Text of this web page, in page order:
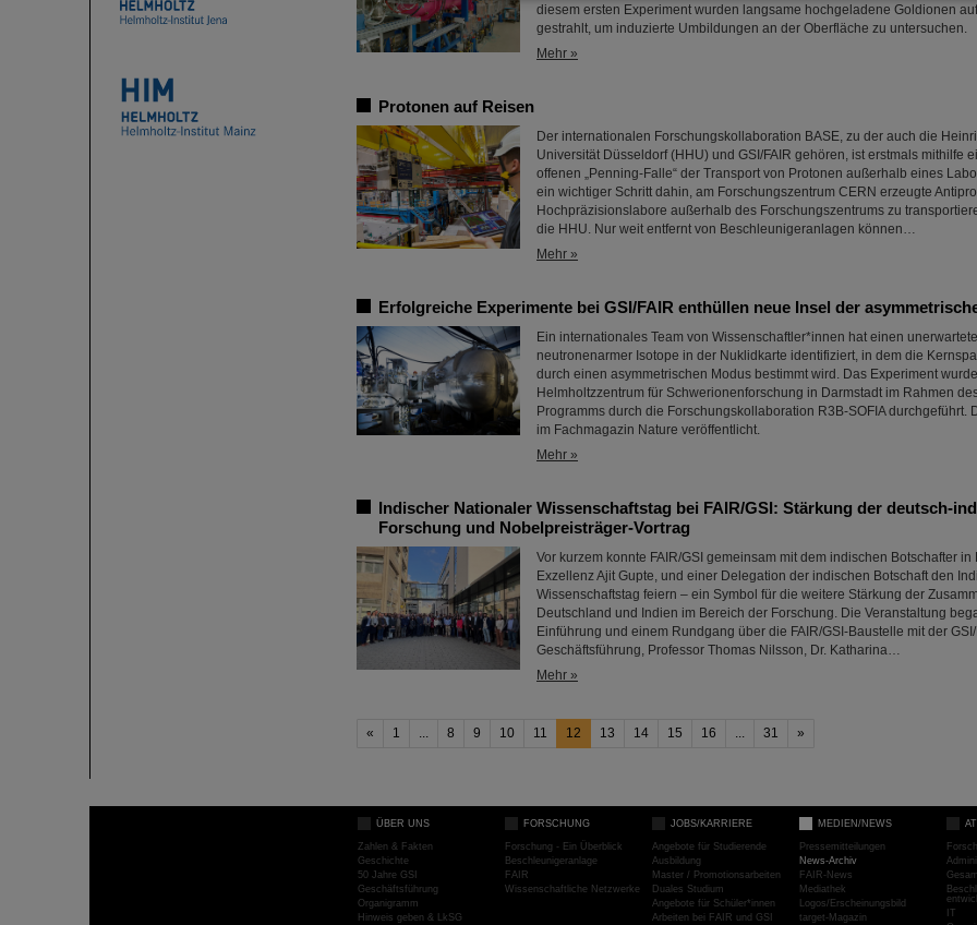
diesem ersten Experiment wurden langsame hochgeladene Goldionen
gestrahlt, um induzierte Umbildungen an der Oberfläche zu untersuchen.
Mehr »
Protonen auf Reisen
Der internationalen Forschungskollaboration BASE, zu der auch die
Universität Düsseldorf (HHU) und GSI/FAIR gehören, ist erstmals mithilfe
offenen „Penning-Falle“ der Transport von Protonen außerhalb eines
ein wichtiger Schritt dahin, am Forschungszentrum CERN erzeugte
Hochpräzisionslabore außerhalb des Forschungszentrums zu
die HHU. Nur weit entfernt von Beschleunigeranlagen können…
Mehr »
Erfolgreiche Experimente bei GSI/FAIR enthüllen neue Insel der
Ein internationales Team von Wissenschaftler*innen hat einen
neutronenarmer Isotope in der Nuklidkarte identifiziert, in dem die
durch einen asymmetrischen Modus bestimmt wird. Das Experiment wurde
Helmholtzzentrum für Schwerionenforschung in Darmstadt im Rahmen
Programms durch die Forschungskollaboration R3B-SOFIA durchgeführt.
im Fachmagazin Nature veröffentlicht.
Mehr »
Indischer Nationaler Wissenschaftstag bei FAIR/GSI: Stärkung der deutsch-
Forschung und Nobelpreisträger-Vortrag
Vor kurzem konnte FAIR/GSI gemeinsam mit dem indischen Botschafter
Exzellenz Ajit Gupte, und einer Delegation der indischen Botschaft den
Wissenschaftstag feiern – ein Symbol für die weitere Stärkung der
Deutschland und Indien im Bereich der Forschung. Die Veranstaltung
Einführung und einem Rundgang über die FAIR/GSI-Baustelle mit der
Geschäftsführung, Professor Thomas Nilsson, Dr. Katharina…
Mehr »
« 1 ... 8 9 10 11 12 13 14 15 16 ... 31 »
ÜBER UNS
Zahlen & Fakten
Geschichte
50 Jahre GSI
Geschäftsführung
Organigramm
Hinweis geben & LkSG
FORSCHUNG
Forschung - Ein Überblick
Beschleunigeranlage
FAIR
Wissenschaftliche Netzwerke
JOBS/KARRIERE
Angebote für Studierende
Ausbildung
Master / Promotionsarbeiten
Duales Studium
Angebote für Schüler*innen
Arbeiten bei FAIR und GSI
MEDIEN/NEWS
Pressemitteilungen
News-Archiv
FAIR-News
Mediathek
Logos/Erscheinungsbild
target-Magazin
IT